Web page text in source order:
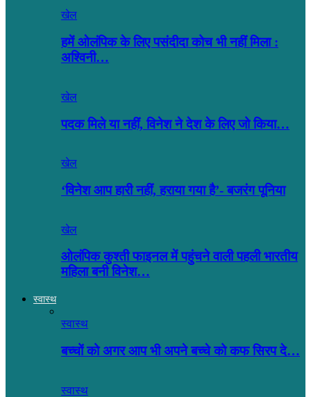
खेल
हमें ओलंपिक के लिए पसंदीदा कोच भी नहीं मिला :
अश्विनी…
खेल
पदक मिले या नहीं, विनेश ने देश के लिए जो किया…
खेल
‘विनेश आप हारी नहीं, हराया गया है’- बजरंग पूनिया
खेल
ओलंपिक कुश्ती फाइनल में पहुंचने वाली पहली भारतीय
महिला बनी विनेश…
स्वास्थ
स्वास्थ
बच्चों को अगर आप भी अपने बच्चे को कफ सिरप दे…
स्वास्थ